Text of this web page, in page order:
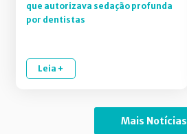
que autorizava sedação profunda
por dentistas
Leia +
Mais Notícias